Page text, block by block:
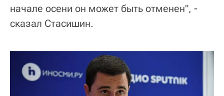
начале осени он может быть отменен", -
сказал Стасишин.